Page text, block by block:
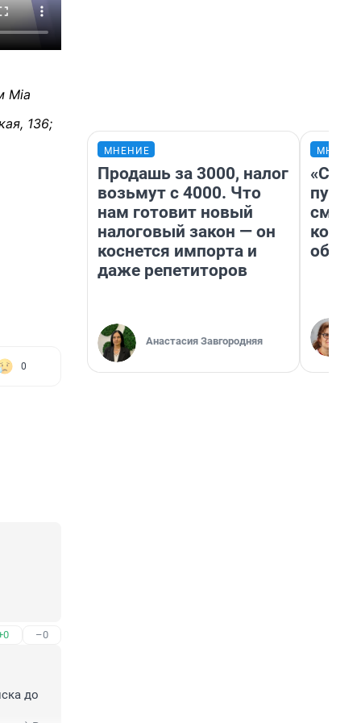
Mia
136;
0
–0
до
МНЕНИЕ
Продашь за 3000, налог
возьмут с 4000. Что
нам готовит новый
налоговый закон — он
коснется импорта и
даже репетиторов
Анастасия Завгородняя